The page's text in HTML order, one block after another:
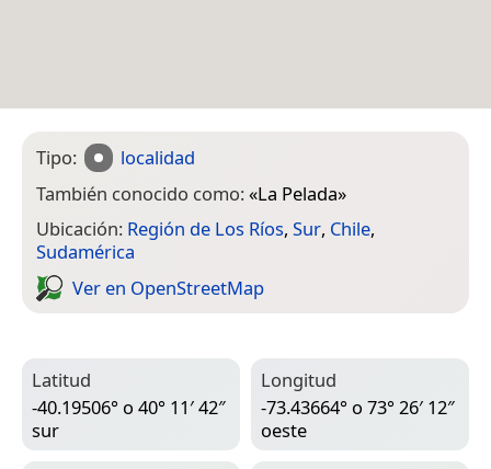
Tipo:
localidad
También conocido como:«La Pelada»
Ubicación: Región de Los Ríos, Sur, Chile,
Sudamérica
Ver en Open­Street­Map
Latitud
-40.19506° o 40° 11′ 42″
sur
Longitud
-73.43664° o 73° 26′ 12″
oeste